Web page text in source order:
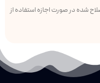
شده در صورت اجازه استفاده از